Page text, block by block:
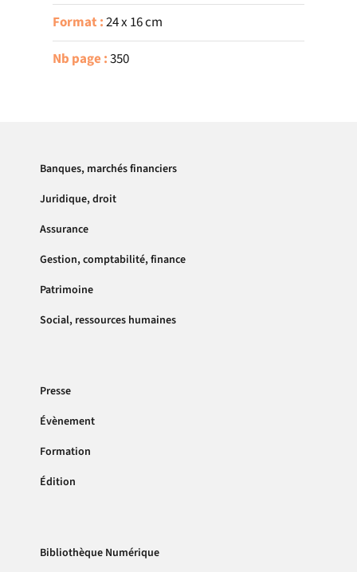
Format :24 x 16 cm
Nb page :350
Banques, marchés financiers
Juridique, droit
Assurance
Gestion, comptabilité, finance
Patrimoine
Social, ressources humaines
Presse
Évènement
Formation
Édition
Bibliothèque Numérique